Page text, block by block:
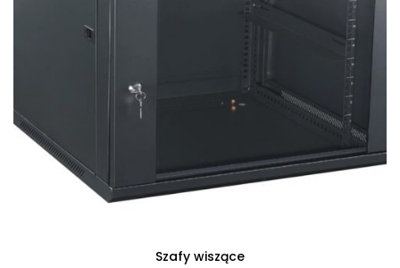
Szafy wiszące